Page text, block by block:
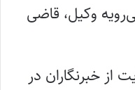
وکیل، قاضی
از خبرنگاران در